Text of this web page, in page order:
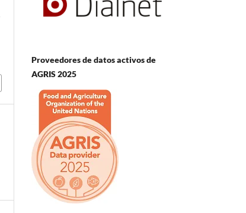
Proveedores de datos activos de
AGRIS 2025